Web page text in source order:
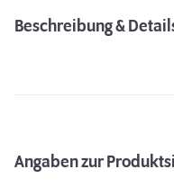
Beschreibung &
Angaben zur
Schlaf- &